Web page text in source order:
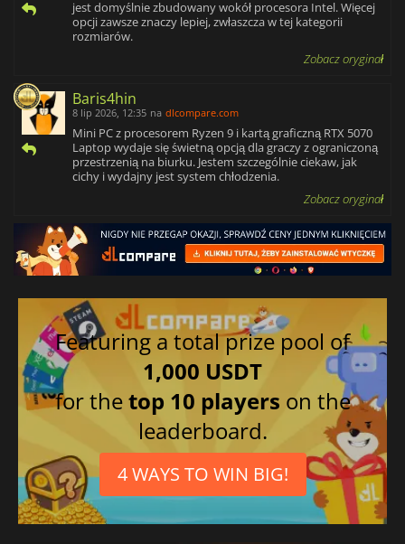
jest domyślnie zbudowany wokół procesora Intel. Więcej
opcji zawsze znaczy lepiej, zwłaszcza w tej kategorii
rozmiarów.
Zobacz oryginał
Baris4hin
8 lip 2026, 12:35 na dlcompare.com
Mini PC z procesorem Ryzen 9 i kartą graficzną RTX 5070
Laptop wydaje się świetną opcją dla graczy z ograniczoną
przestrzenią na biurku. Jestem szczególnie ciekaw, jak
cichy i wydajny jest system chłodzenia.
Zobacz oryginał
Featuring a total prize pool of
1,000 USDT
for thetop 10 players on the
leaderboard.
4 WAYS TO WIN BIG!